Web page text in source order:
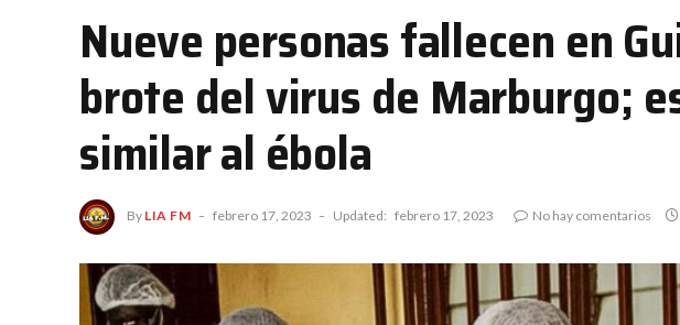
Nueve personas fallecen en
brote del virus de Marburgo;
similar al ébola
By LIA FM febrero 17, 2023 Updated: febrero 17, 2023 No hay comentarios